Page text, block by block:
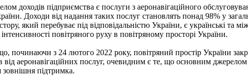
доходів підприємства є послуги з аеронавігаційного
Доходи від надання таких послуг становлять понад 98% у
який перебуває під відповідальністю України, є українські та
повітряного руху в повітряному просторі України.
починаючи з 24 лютого 2022 року, повітряний простір України
від аеронавігаційних послуг, очевидним є те, що основним
підтримка.